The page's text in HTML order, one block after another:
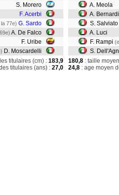
S. Morero
F. Acerbi
77e) G. Sardo
A. De Falco
F. Uribe
D. Moscardelli
A. Meola
A.
S. Salviato
A. Luci
F. Rampi
S.
titulaires (cm) : 183,9
titulaires (ans) : 27,0
180,8 : taille
24,8 : age moyen